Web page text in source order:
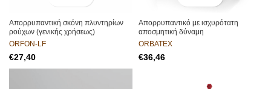
Απορρυπαντική σκόνη πλυντηρίων
ρούχων (γενικής χρήσεως)
ORFON-LF
€
Απορρυπαντικό με ισχυρότατη
αποσμητική δύναμη
ORBATEX
€